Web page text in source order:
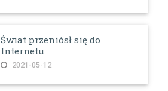
Świat przeniósł się do
Internetu
2021-05-12